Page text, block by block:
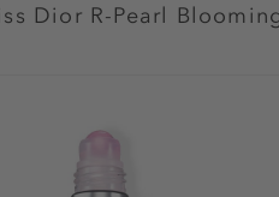
Dior R-Pearl